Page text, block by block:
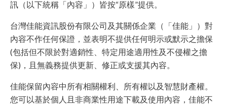
訊（以下統稱「內容」）皆按“原樣”提供。
台灣佳能資訊股份有限公司及其關係企業（「佳能」）對
內容不作任何保證，並表明不提供任何明示或默示之擔保
(包括但不限於對適銷性、特定用途適用性及不侵權之擔
保)，且無義務提供更新、修正或支援其內容。
佳能保留內容中所有相關權利、所有權以及智慧財產權。
您可以基於個人且非商業性用途下載及使用內容，佳能不